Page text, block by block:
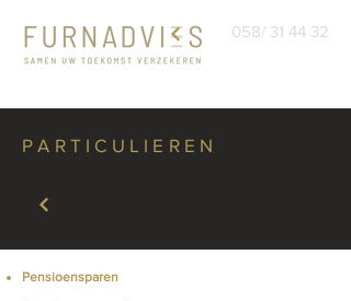
058/ 31 44 32
PARTICULIEREN
Pensioensparen